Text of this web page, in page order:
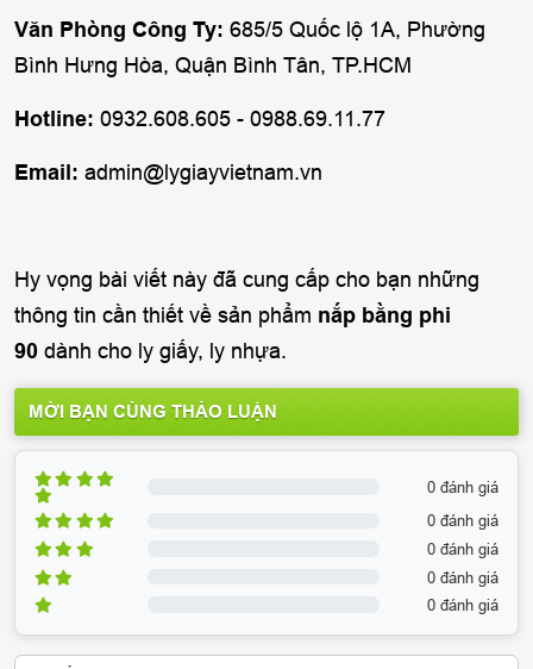
Văn Phòng Công Ty: 685/5 Quốc lộ 1A, Phường
Bình Hưng Hòa, Quận Bình Tân, TP.HCM
Hotline: 0932.608.605 - 0988.69.11.77
Email: admin@lygiayvietnam.vn
Hy vọng bài viết này đã cung cấp cho bạn những
thông tin cần thiết về sản phẩm nắp bằng phi
90 dành cho ly giấy, ly nhựa.
MỜI BẠN CÙNG THẢO LUẬN
0 đánh giá
0 đánh giá
0 đánh giá
0 đánh giá
0 đánh giá